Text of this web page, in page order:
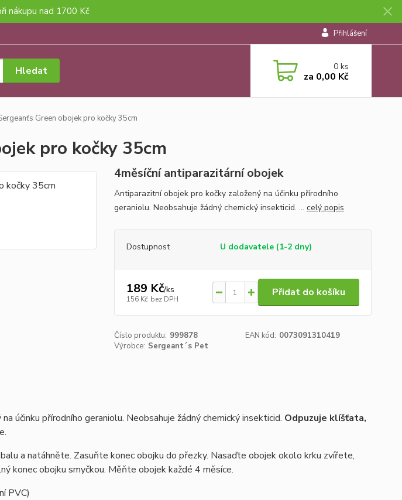
nákupu nad 1700 Kč
Přihlášení
Hledat 0ks
za 0,00 Kč
Green obojek pro kočky 35cm
pro kočky 35cm
4měsíční antiparazitární obojek
Antiparazitní obojek pro kočky založený na účinku přírodního
geraniolu. Neobsahuje žádný chemický insekticid. ... celý popis
Dostupnost U dodavatele (1-2 dny)
189 Kč/ks
156 Kč bez DPH
Přidat do košíku
Číslo produktu: 999878 EAN kód: 0073091310419
Výrobce: Sergeant´s Pet
účinku přírodního geraniolu. Neobsahuje žádný chemický insekticid. Odpuzuje klíšťata,
a natáhněte. Zasuňte konec obojku do přezky. Nasaďte obojek okolo krku zvířete,
konec obojku smyčkou. Měňte obojek každé 4 měsíce.
PVC)